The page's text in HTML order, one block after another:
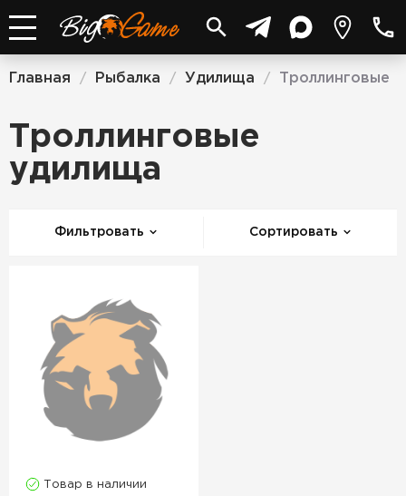
Главная / Рыбалка / Удилища / Троллинговые
Троллинговые
удилища
Фильтровать Сортировать
Товар в наличии